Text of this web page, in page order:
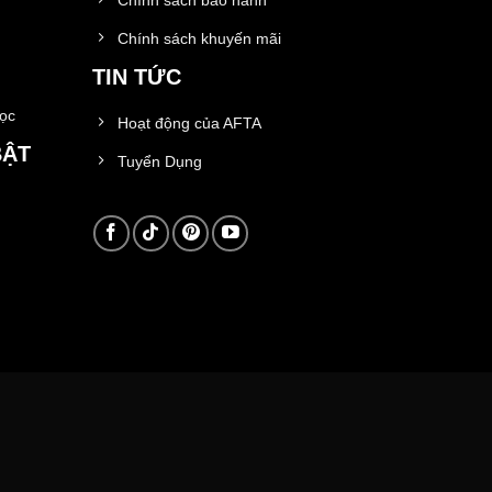
Chính sách khuyến mãi
TIN TỨC
Hoạt động của AFTA
Tuyển Dụng